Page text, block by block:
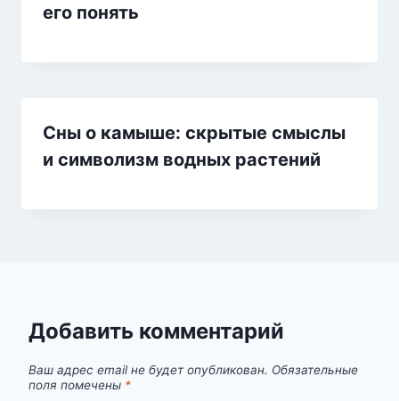
его понять
Сны о камыше: скрытые смыслы
и символизм водных растений
Добавить комментарий
Ваш адрес email не будет опубликован. Обязательные
поля помечены *